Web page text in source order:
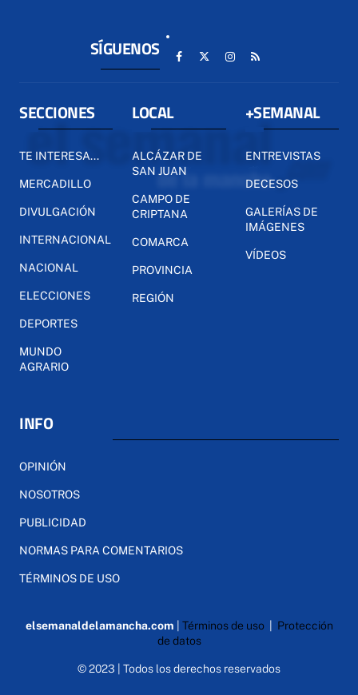
SÍGUENOS
SECCIONES
TE INTERESA...
MERCADILLO
DIVULGACIÓN
INTERNACIONAL
NACIONAL
ELECCIONES
DEPORTES
MUNDO
AGRARIO
LOCAL
ALCÁZAR DE
SAN JUAN
CAMPO DE
CRIPTANA
COMARCA
PROVINCIA
REGIÓN
+SEMANAL
ENTREVISTAS
DECESOS
GALERÍAS DE
IMÁGENES
VÍDEOS
INFO
OPINIÓN
NOSOTROS
PUBLICIDAD
NORMAS PARA COMENTARIOS
TÉRMINOS DE USO
elsemanaldelamancha.com Términos de uso| Protección
de datos
© 2023 | Todos los derechos reservados